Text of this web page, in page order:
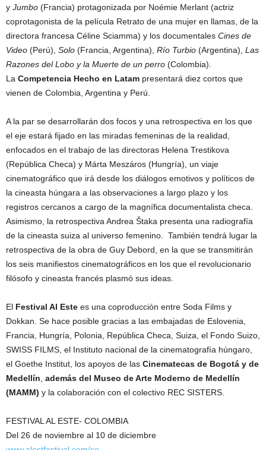
y Jumbo (Francia) protagonizada por Noémie Merlant (actriz
coprotagonista de la película Retrato de una mujer en llamas, de la
directora francesa Céline Sciamma) y los documentales Cines de
Video (Perú), Solo (Francia, Argentina), Río Turbio (Argentina), Las
Razones del Lobo y la Muerte de un perro (Colombia).
La Competencia Hecho en Latam presentará diez cortos que
vienen de Colombia, Argentina y Perú.
A la par se desarrollarán dos focos y una retrospectiva en los que
el eje estará fijado en las miradas femeninas de la realidad,
enfocados en el trabajo de las directoras Helena Trestikova
(República Checa) y Márta Meszáros (Hungría), un viaje
cinematográfico que irá desde los diálogos emotivos y políticos de
la cineasta húngara a las observaciones a largo plazo y los
registros cercanos a cargo de la magnífica documentalista checa.
Asimismo, la retrospectiva Andrea Štaka presenta una radiografía
de la cineasta suiza al universo femenino. También tendrá lugar la
retrospectiva de la obra de Guy Debord, en la que se transmitirán
los seis manifiestos cinematográficos en los que el revolucionario
filósofo y cineasta francés plasmó sus ideas.
El Festival Al Este es una coproducción entre Soda Films y
Dokkan. Se hace posible gracias a las embajadas de Eslovenia,
Francia, Hungría, Polonia, República Checa, Suiza, el Fondo Suizo,
SWISS FILMS, el Instituto nacional de la cinematografía húngaro,
el Goethe Institut, los apoyos de las Cinematecas de Bogotá y de
Medellín además del Museo de Arte Moderno de Medellín
(MAMM) y la colaboración con el colectivo REC SISTERS.
FESTIVAL AL ESTE- COLOMBIA
Del 26 de noviembre al 10 de diciembre